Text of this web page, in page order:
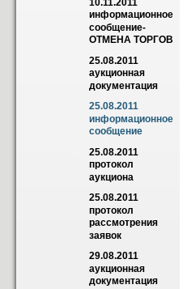
10.11.2011
информационное
сообщение-
ОТМЕНА ТОРГОВ
25.08.2011
аукционная
документация
25.08.2011
информационное
сообщение
25.08.2011
протокол
аукциона
25.08.2011
протокол
рассмотрения
заявок
29.08.2011
аукционная
документация